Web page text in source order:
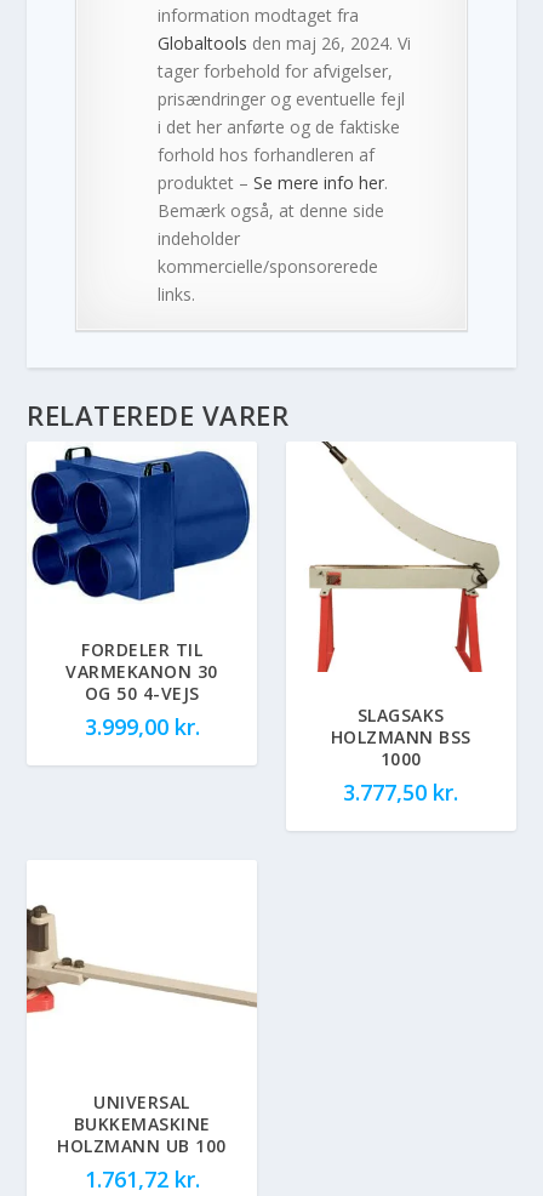
information modtaget fra
Globaltools den maj 26, 2024. Vi
tager forbehold for afvigelser,
prisændringer og eventuelle fejl
i det her anførte og de faktiske
forhold hos forhandleren af
produktet –Se mere info her.
Bemærk også, at denne side
indeholder
kommercielle/sponsorerede
links.
RELATEREDE VARER
FORDELER TIL
VARMEKANON 30
OG 50 4-VEJS
3.999,00 kr.
SLAGSAKS
HOLZMANN BSS
1000
3.777,50 kr.
UNIVERSAL
BUKKEMASKINE
HOLZMANN UB 100
1.761,72 kr.